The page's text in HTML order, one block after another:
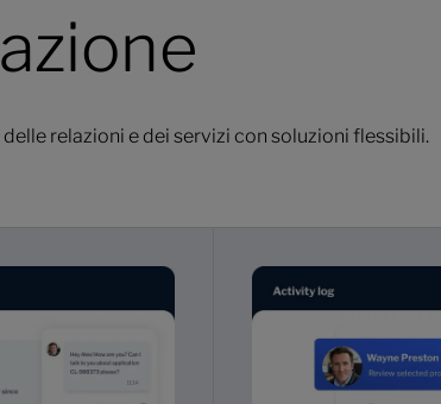
relazioni e dei servizi con soluzioni flessibili.